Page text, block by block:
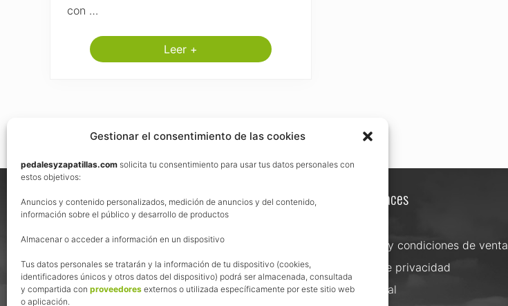
Gestionar el consentimiento de las cookies
pedalesyzapatillas.com solicita tu consentimiento para usar tus datos personales con
estos objetivos:
Anuncios y contenido personalizados, medición de anuncios y del contenido,
información sobre el público y desarrollo de productos
Almacenar o acceder a información en un dispositivo
Tus datos personales se tratarán y la información de tu dispositivo (cookies,
identificadores únicos y otros datos del dispositivo) podrá ser almacenada, consultada
y compartida con proveedores externos o utilizada específicamente por este sitio web
o aplicación.
con …
R
u
r
e
a
B
T
T
o
l
a
s
Leer +
Footer
Nos vemos en las redes Otros enlaces
Términos y condiciones de venta
Política de privacidad
Aviso Legal